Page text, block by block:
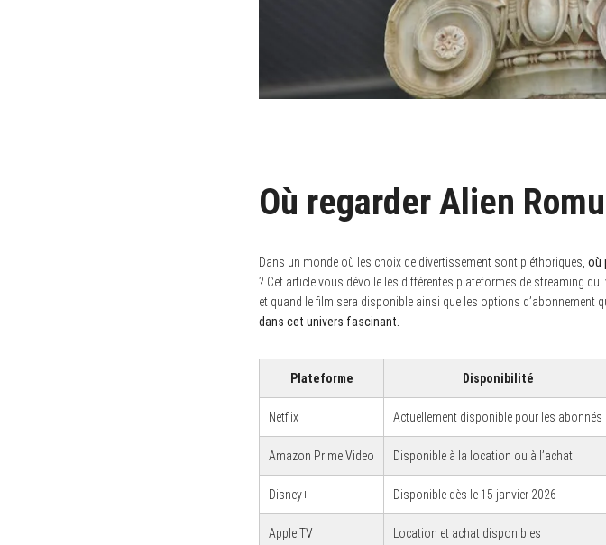
Où regarder Alien
Dans un monde où les choix de divertissement sont pléthoriques, où
? Cet article vous dévoile les différentes plateformes de streaming
et quand le film sera disponible ainsi que les options d’abonnement
dans cet univers fascinant.
Plateforme Disponibilité
Netflix Actuellement disponible pour les abonnés
Amazon Prime Video Disponible à la location ou à l’achat
Disney+ Disponible dès le 15 janvier 2026
Apple TV Location et achat disponibles